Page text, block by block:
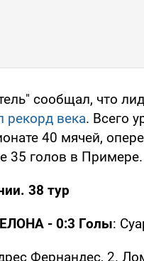
сообщал, что
рекорд века. Всего
40 мячей,
35 голов в Примере.
38 тур
- 0:3 Голы:
Фернандес, 2.